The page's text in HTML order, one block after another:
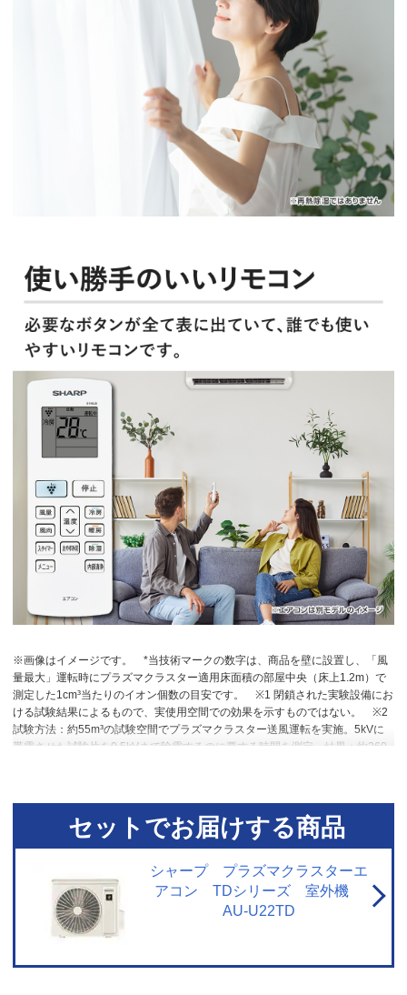
※画像はイメージです。
*当技術マークの数字は、商品を壁に設置し、「風
量最大」運転時にプラズマクラスター適用床面積の部屋中央（床上1.2m）で
測定した1cm³当たりのイオン個数の目安です。
※1 閉鎖された実験設備にお
ける試験結果によるもので、実使用空間での効果を示すものではない。
※2
試験方法：約55m³の試験空間でプラズマクラスター送風運転を実施。5kVに
帯電させた試験片を0.5kVまで除電するのに要する時間を測定。結果：約360
セットでお届けする商品
シャープ プラズマクラスターエ
アコン TDシリーズ 室外機
AU-U22TD